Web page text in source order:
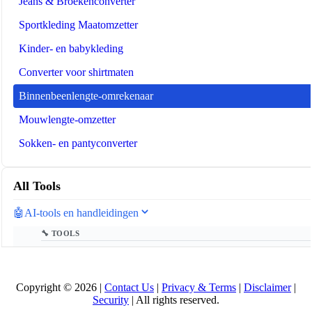
Sportkleding Maatomzetter
Kinder- en babykleding
Converter voor shirtmaten
Binnenbeenlengte-omrekenaar
Mouwlengte-omzetter
Sokken- en pantyconverter
All Tools
🤖 AI-tools en handleidingen
🔧 TOOLS
📚 AI GUIDES
Copyright © 2026 | Contact Us | Privacy & Terms | Disclaimer|
Security | All rights reserved.